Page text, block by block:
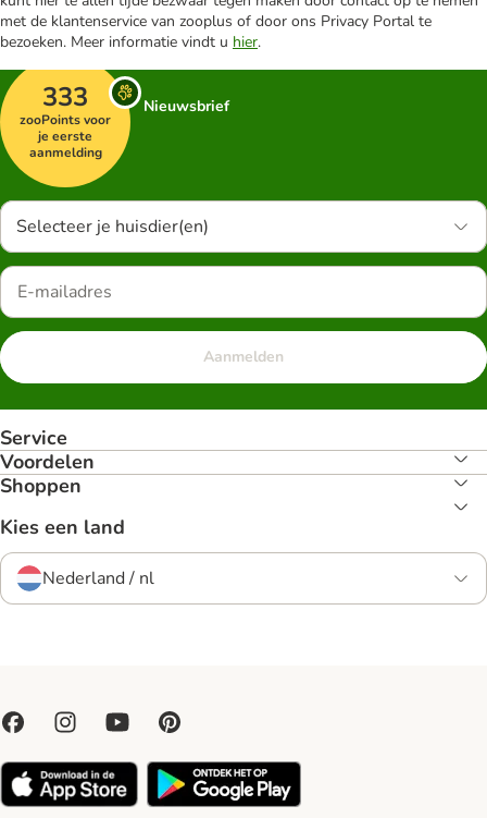
met de klantenservice van zooplus of door ons Privacy Portal te
bezoeken. Meer informatie vindt u hier.
333
zooPoints voor
je eerste
aanmelding
Nieuwsbrief
Selecteer je huisdier(en)
Aanmelden
Service
Voordelen
Shoppen
Kies een land
Nederland / nl